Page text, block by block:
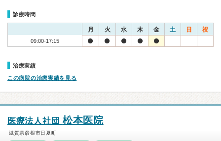
診療時間
月 火 水 木 金 土 日 祝
09:00-17:15
治療実績
この病院の治療実績を見る
医療法人社団 松本医院
滋賀県彦根市日夏町